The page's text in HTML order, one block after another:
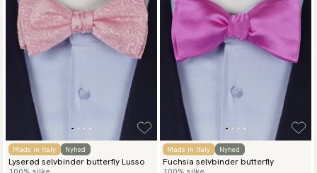
Made in Italy Nyhed
Lyserød selvbinder butterfly Lusso
Made in Italy Nyhed
Fuchsia selvbinder butterfly